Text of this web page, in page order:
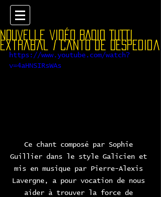
nouvelle vidéo RADIO TUTTI
extrabal / Canto de Despedida
https://www.youtube.com/watch?
v=4aHNSIRsWAs
Ce chant composé par Sophie
Guillier dans le style Galicien et
mis en musique par Pierre-Alexis
Lavergne, a pour vocation de nous
aider à trouver la force de